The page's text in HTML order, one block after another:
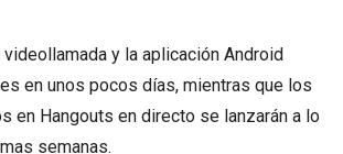
y la aplicación Android
en unos pocos días, mientras que los
en Hangouts en directo se lanzarán a lo
semanas.